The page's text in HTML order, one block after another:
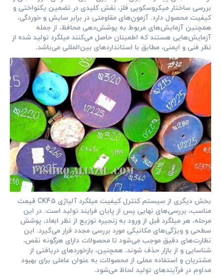
بررسی ساختار میکروسکوپی فلز، نقش کلیدی در تضمین یکنواختی و
کیفیت محصول دارد. آزمون‌های مقاومتی در برابر سایش و خوردگی،
همچنین آزمایش‌های مربوط به پوشش‌دهی محافظ، از جمله
آزمایش‌هایی هستند که اطمینان حاصل می‌کنند میلگرد تولید شده از
نظر فنی و ایمنی، مطابق با استانداردهای بین‌المللی می‌باشد.
بخش دیگری از سیستم کنترل کیفیت میلگرد آلیاژی CK45 قیمت
مناسب، بررسی‌های نهایی پس از پایان فرایند تولید است. در این
مرحله، هر میلگرد قبل از ورود به زنجیره توزیع از نظر ابعاد، پوشش
سطحی و ویژگی‌های مکانیکی مورد بررسی مجدد قرار می‌گیرد. این
نظارت‌های دقیق موجب می‌شود تا محصولات دارای هرگونه نقص،
شناسایی و از بازار حذف شوند. همچنین، بازخوردهای دریافتی از
مشتریان و استفاده عملی از محصولات به عنوان عاملی برای بهبود
مداوم در فرآیندهای تولید لحاظ می‌شود.